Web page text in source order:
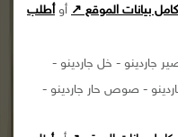
بيانات الموقع ↗ أوأطلب
جاردينو - خل جاردينو -
- صوص حار جاردينو -